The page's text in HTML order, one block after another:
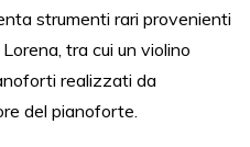
strumenti rari provenienti
tra cui un violino
realizzati da
del pianoforte.